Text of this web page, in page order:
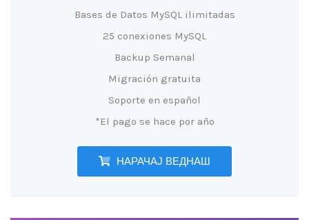
Bases de Datos MySQL ilimitadas
25 conexiones MySQL
Backup Semanal
Migración gratuita
Soporte en español
*El pago se hace por año
НАРАЧАЈ ВЕДНАШ